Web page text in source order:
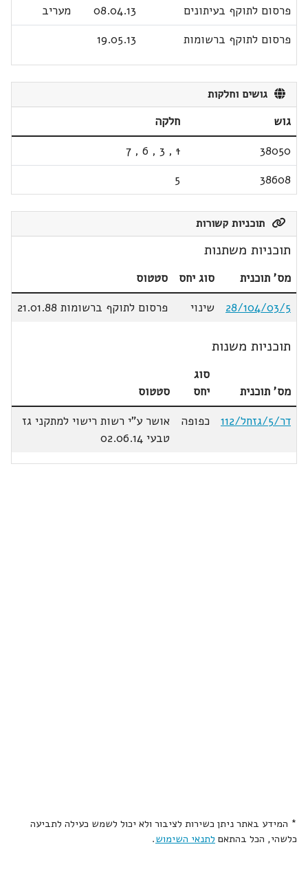
פרסום לתוקף בעיתונים
08.04.13
מעריב
פרסום לתוקף ברשומות
19.05.13
גושים וחלקות
גוש
חלקה
38050
1
,
3
,
6
,
7
38608
5
תוכניות קשורות
תוכניות משתנות
מס' תוכנית סוג יחס
סטטוס
28/104/03/5
שינוי פרסום לתוקף ברשומות 21.01.88
תוכניות משנות
מס' תוכנית
סוג
יחס
סטטוס
דר/5/גזחל/112
כפופה
אושר ע"י רשות רישוי למתקני גז
טבעי 02.06.14
* המידע באתר ניתן כשירות לציבור ולא יכול לשמש כעילה לתביעה
כלשהי, הכל בהתאם לתנאי השימוש.